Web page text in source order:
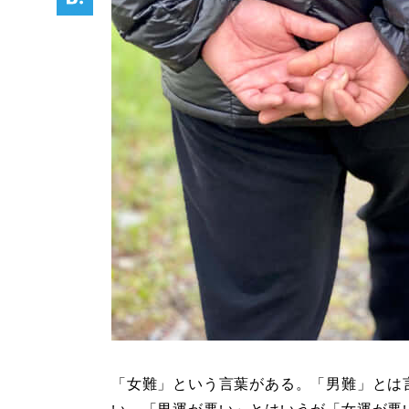
「女難」という言葉がある。「男難」とは